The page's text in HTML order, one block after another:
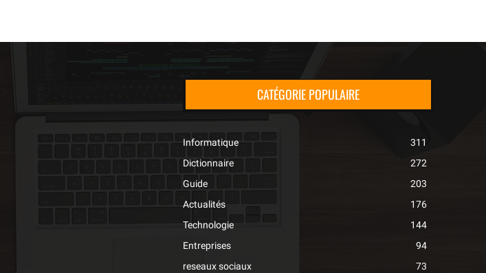
CATÉGORIE POPULAIRE
Informatique
311
Dictionnaire
272
Guide
203
Actualités
176
Technologie
144
Entreprises
94
reseaux sociaux
73